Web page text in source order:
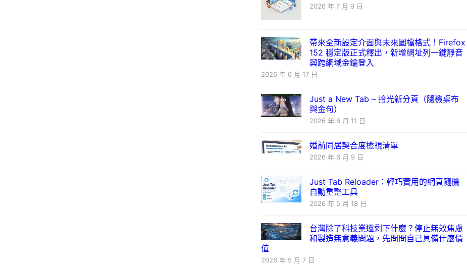
2026 年 7 月 9 日
帶來全新設定介面與未來圖檔格式！Firefox
152 穩定版正式釋出，新增網址列一鍵靜音
與跨網域金鑰登入
2026 年 6 月 17 日
Just a New Tab – 拾光新分頁（隨機桌布
與金句）
2026 年 6 月 11 日
婚前同居契合度檢視清單
2026 年 6 月 9 日
Just Tab Reloader：輕巧實用的網頁隨機
自動重整工具
2026 年 5 月 18 日
台灣除了科技業還剩下什麼？停止無效焦慮
和製造無意義問題，先問問自己具備什麼價
值
2026 年 5 月 7 日